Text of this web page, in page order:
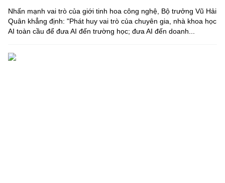
Nhấn mạnh vai trò của giới tinh hoa công nghệ, Bộ trưởng Vũ Hải
Quân khẳng định: "Phát huy vai trò của chuyên gia, nhà khoa học
AI toàn cầu để đưa AI đến trường học; đưa AI đến doanh...